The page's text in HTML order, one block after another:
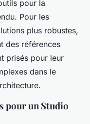
pour la
Pour les
plus robustes,
des références
prisés pour leur
dans le
pour un Studio